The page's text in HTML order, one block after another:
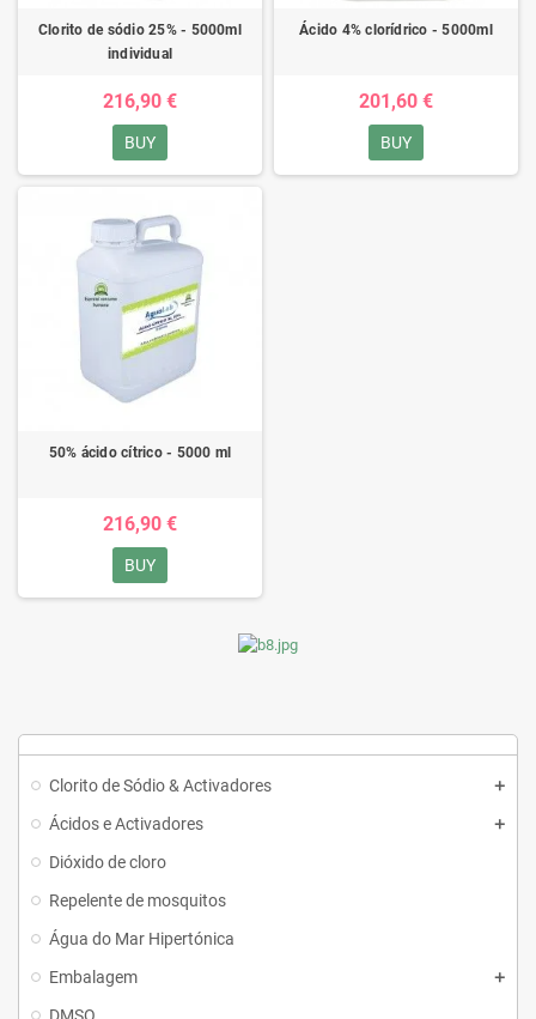
Clorito de Sódio & Activadores
Ácidos e Activadores
Dióxido de cloro
Repelente de mosquitos
Água do Mar Hipertónica
Embalagem
Clorito de sódio 25% - 5000ml
individual
216,90 €
BUY
Ácido 4% clorídrico - 5000ml
201,60 €
BUY
50% ácido cítrico - 5000 ml
216,90 €
BUY